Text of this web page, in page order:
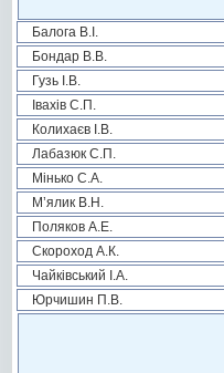
Балога В.І.
Бондар В.В.
Гузь І.В.
Івахів С.П.
Колихаєв І.В.
Лабазюк С.П.
Мінько С.А.
М’ялик В.Н.
Поляков А.Е.
Скороход А.К.
Чайківський І.А.
Юрчишин П.В.